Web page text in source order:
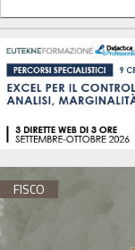
FISCO